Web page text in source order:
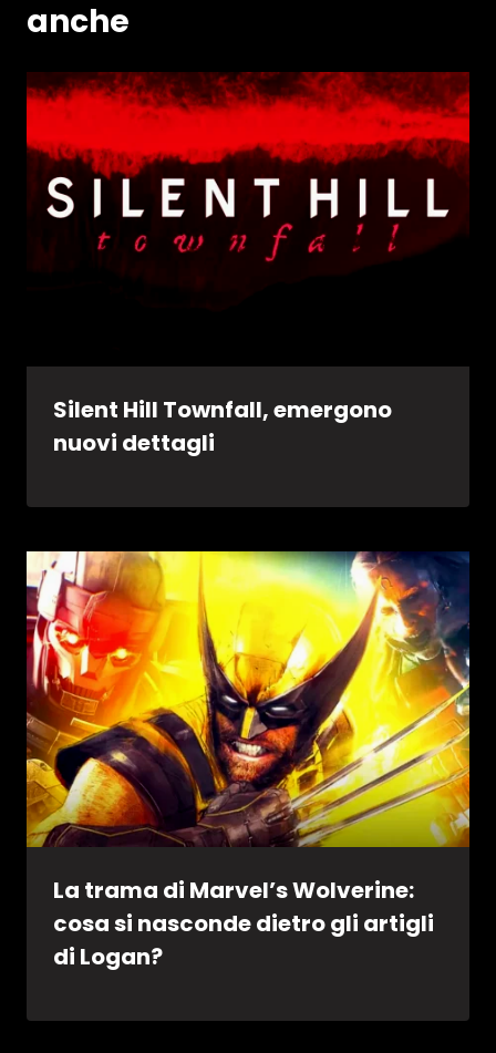
anche
Silent Hill Townfall, emergono
nuovi dettagli
La trama di Marvel’s Wolverine:
cosa si nasconde dietro gli artigli
di Logan?